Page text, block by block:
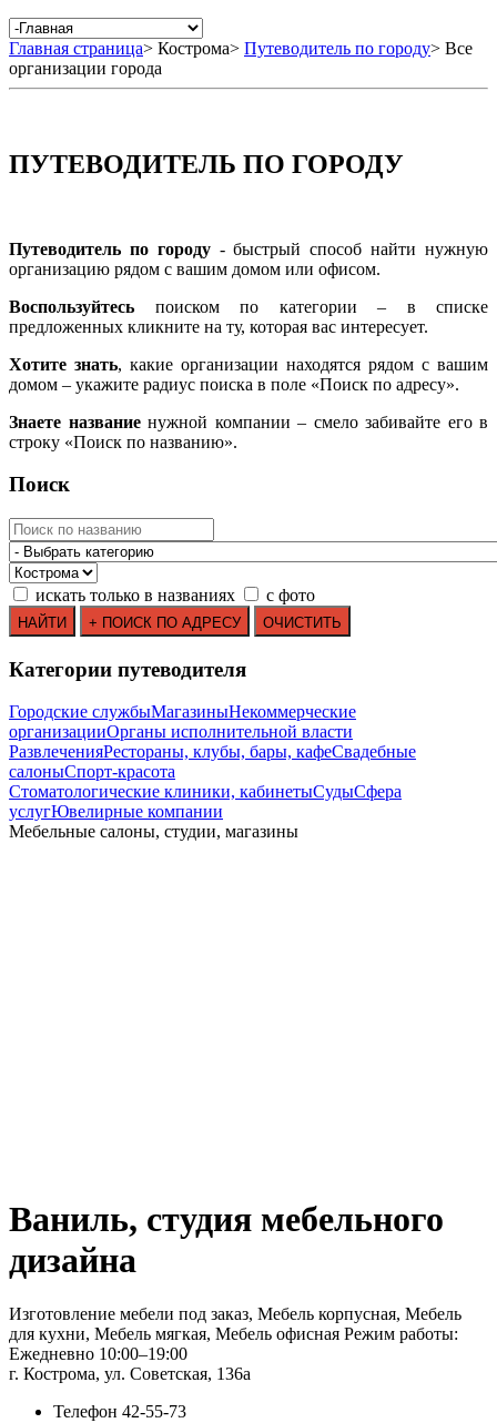
Главная страница> Кострома> Путеводитель по городу> Все
организации города
ПУТЕВОДИТЕЛЬ ПО ГОРОДУ
Путеводитель по городу- быстрый способ найти нужную
организацию рядом с вашим домом или офисом.
Воспользуйтесь поиском по категории – в списке
предложенных кликните на ту, которая вас интересует.
Хотите знать, какие организации находятся рядом с вашим
домом – укажите радиус поиска в поле «Поиск по адресу».
Знаете названиенужной компании – смело забивайте его в
строку «Поиск по названию».
Поиск
искать только в названиях с фото
Категории путеводителя
Городские службыМагазиныНекоммерческие
организацииОрганы исполнительной власти
РазвлеченияРестораны, клубы, бары, кафеСвадебные
салоныСпорт-красота
Стоматологические клиники, кабинетыСудыСфера
услугЮвелирные компании
Мебельные салоны, студии, магазины
Ваниль, студия мебельного
дизайна
Изготовление мебели под заказ, Мебель корпусная, Мебель
для кухни, Мебель мягкая, Мебель офисная Режим работы:
Ежедневно 10:00–19:00
г. Кострома, ул. Советская, 136а
Телефон 42-55-73